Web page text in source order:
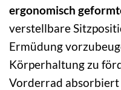
ergonomisch
verstellbare
Ermüdung
Körperhaltung zu
Vorderrad